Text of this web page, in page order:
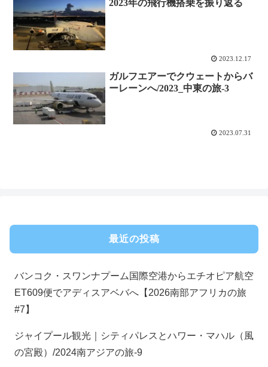
2023年の飛行機搭乗を振り返る
2023.12.17
ガルフエアーでクウェートからバ
ーレーンへ/2023_中東の旅-3
2023.07.31
最近の投稿
バンコク・スワンナプーム国際空港からエチオピア航空
ET609便でアディスアベバへ【2026南部アフリカの旅
#7】
ジャイプール観光｜シティパレスとハワー・マハル（風
の宮殿）/2024南アジアの旅-9